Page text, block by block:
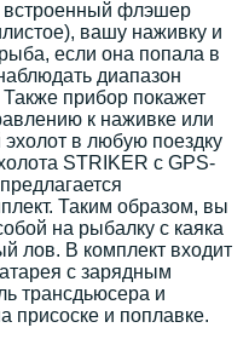
встроенный флэшер
вашу наживку и
если она попала в
диапазон
прибор покажет
к наживке или
в любую поездку
STRIKER с GPS-
Таким образом, вы
на рыбалку с каяка
лов. В комплект входит
с зарядным
трансдьюсера и
присоске и поплавке.